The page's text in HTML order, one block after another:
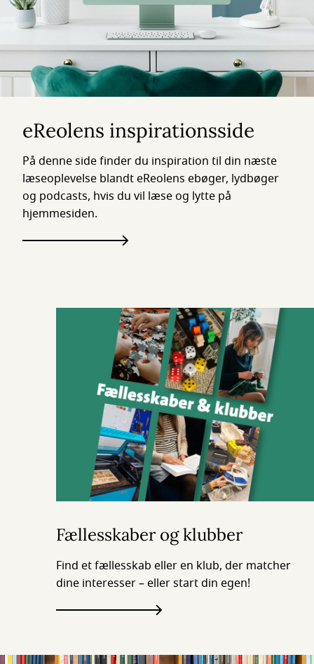
eReolens inspirationsside
På denne side finder du inspiration til din næste
læseoplevelse blandt eReolens ebøger, lydbøger
og podcasts, hvis du vil læse og lytte på
hjemmesiden.
Fællesskaber og klubber
Find et fællesskab eller en klub, der matcher
dine interesser – eller start din egen!